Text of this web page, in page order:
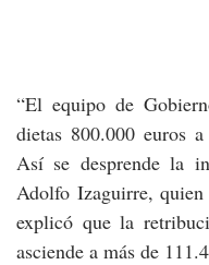
“El equipo de
dietas 800.000 euros
Así se desprende la
Adolfo Izaguirre,
explicó que la
asciende a más de